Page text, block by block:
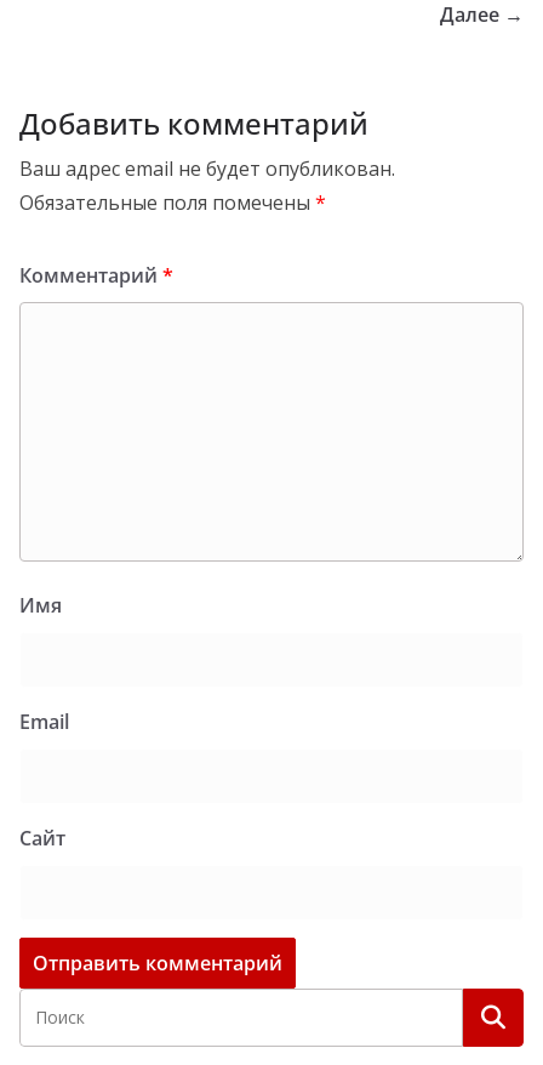
Далее →
Добавить комментарий
Ваш адрес email не будет опубликован.
Обязательные поля помечены *
Комментарий *
Имя
Email
Сайт